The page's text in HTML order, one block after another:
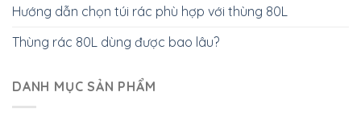
Hướng dẫn chọn túi rác phù hợp với thùng 80L
Thùng rác 80L dùng được bao lâu?
DANH MỤC SẢN PHẨM